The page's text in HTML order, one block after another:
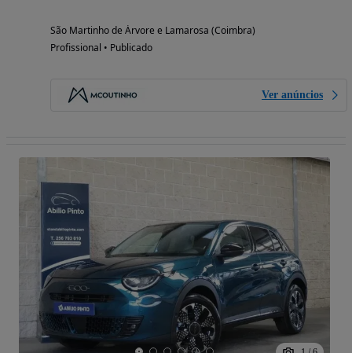
São Martinho de Árvore e Lamarosa (Coimbra)
Profissional • Publicado
Ver anúncios